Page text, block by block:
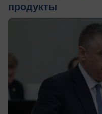
продукты